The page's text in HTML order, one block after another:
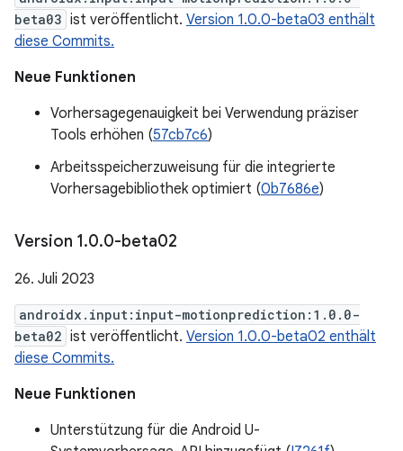
beta03 ist veröffentlicht. Version 1.0.0-beta03 enthält
diese Commits.
Neue Funktionen
Vorhersagegenauigkeit bei Verwendung präziser
Tools erhöhen (57cb7c6)
Arbeitsspeicherzuweisung für die integrierte
Vorhersagebibliothek optimiert (0b7686e)
Version 1.0.0-beta02
26. Juli 2023
androidx.input:input-motionprediction:1.0.0-
beta02 ist veröffentlicht. Version 1.0.0-beta02 enthält
diese Commits.
Neue Funktionen
Unterstützung für die Android U-